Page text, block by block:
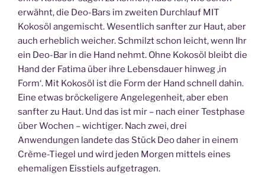
erwähnt, die Deo-Bars im zweiten Durchlauf MIT
Kokosöl angemischt. Wesentlich sanfter zur Haut, aber
auch erheblich weicher. Schmilzt schon leicht, wenn Ihr
ein Deo-Bar in die Hand nehmt. Ohne Kokosöl bleibt die
Hand der Fatima über ihre Lebensdauer hinweg ‚in
Form‘. Mit Kokosöl ist die Form der Hand schnell dahin.
Eine etwas bröckeligere Angelegenheit, aber eben
sanfter zu Haut. Und das ist mir – nach einer Testphase
über Wochen – wichtiger. Nach zwei, drei
Anwendungen landete das Stück Deo daher in einem
Crème-Tiegel und wird jeden Morgen mittels eines
ehemaligen Eisstiels aufgetragen.